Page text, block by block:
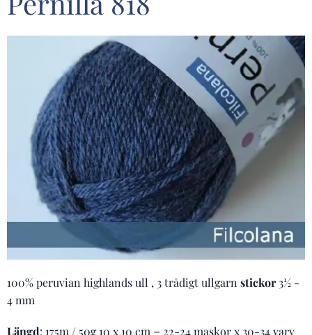
100% peruvian highlands ull , 3 trådigt ullgarnstickor3½ -
4 mm
Längd: 175m / 50g 10 x 10 cm = 22-24 maskor x 30-34 varv